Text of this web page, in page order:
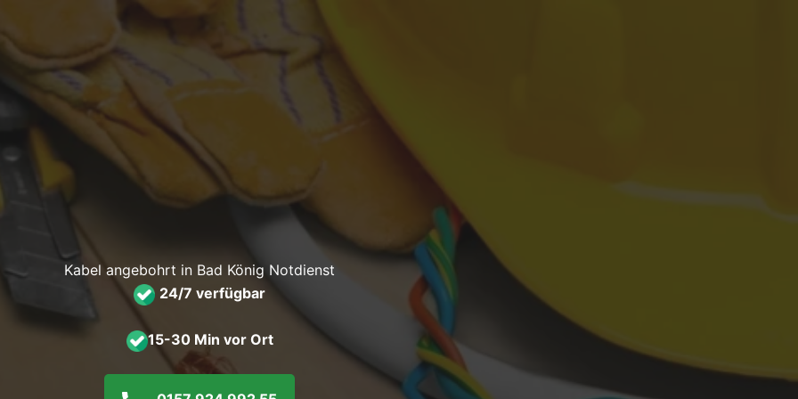
Kabel angebohrt in Bad König Notdienst
24/7 verfügbar
15-30 Min vor Ort